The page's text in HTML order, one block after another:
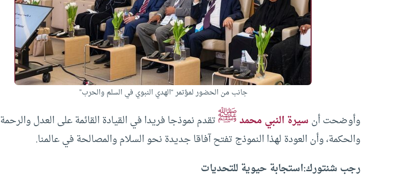
جانب من الحضور لمؤتمر “الهدي النبوي في السلم والحرب”
وأوضحت أنسيرة النبي محمدﷺتقدم نموذجا فريدا في القيادة القائمة على العدل والرحمة
والحكمة، وأن العودة لهذا النموذج تفتح آفاقا جديدة نحو السلام والمصالحة في عالمنا.
رجب شنتورك:استجابة حيوية للتحديات